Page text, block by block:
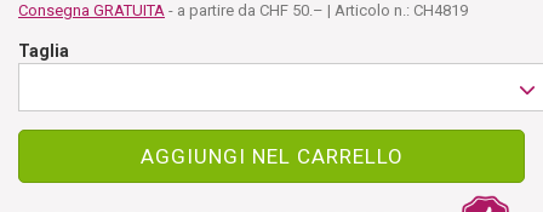
Consegna GRATUITA - a partire da CHF 50.– | Articolo n.: CH4819
Taglia
AGGIUNGI NEL CARRELLO